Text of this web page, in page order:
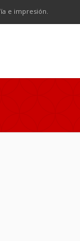
e impresión.